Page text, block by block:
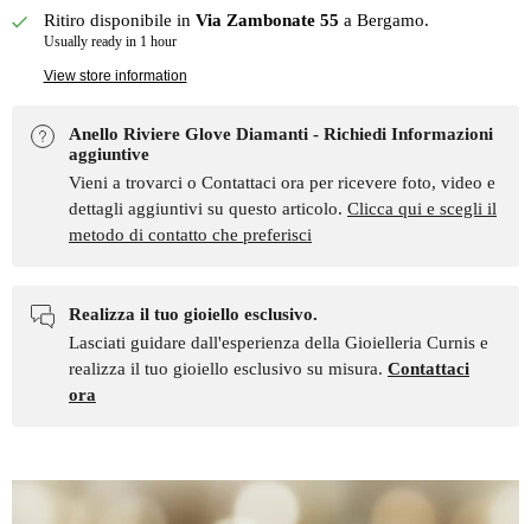
Ritiro disponibile in Via Zambonate 55 a Bergamo.
Usually ready in 1 hour
View store information
Anello Riviere Glove Diamanti - Richiedi Informazioni
aggiuntive
Vieni a trovarci o Contattaci ora per ricevere foto, video e
dettagli aggiuntivi su questo articolo. Clicca qui e scegli il
metodo di contatto che preferisci
Realizza il tuo gioiello esclusivo.
Lasciati guidare dall'esperienza della Gioielleria Curnis e
realizza il tuo gioiello esclusivo su misura. Contattaci
ora